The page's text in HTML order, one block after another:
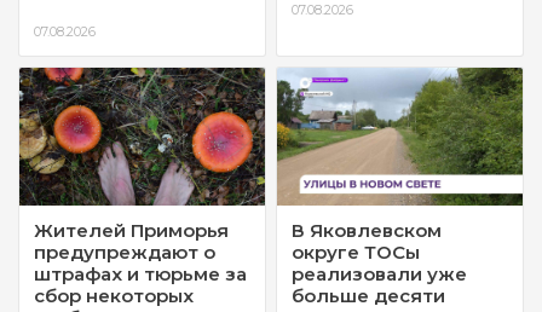
07.08.2026
Жителей Приморья
предупреждают о
штрафах и тюрьме за
сбор некоторых
07.08.2026
В Яковлевском
округе ТОСы
реализовали уже
больше десяти